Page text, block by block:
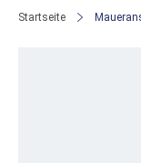
Startseite